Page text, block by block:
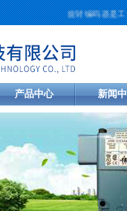
旋转编码器是工业
产品中心 新闻